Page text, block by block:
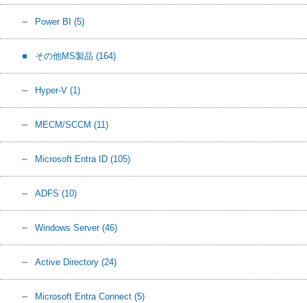
Power BI (5)
その他MS製品 (164)
Hyper-V (1)
MECM/SCCM (11)
Microsoft Entra ID (105)
ADFS (10)
Windows Server (46)
Active Directory (24)
Microsoft Entra Connect (5)